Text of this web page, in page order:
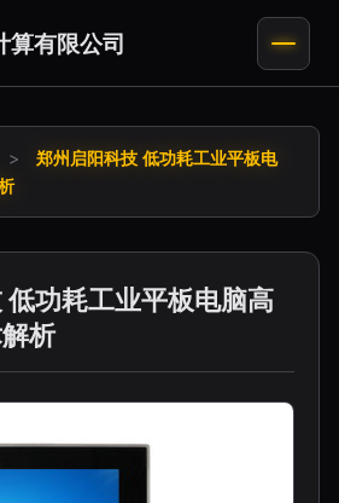
算有限公司
>
郑州启阳科技 低功耗工业平板电
功耗工业平板电脑高
析